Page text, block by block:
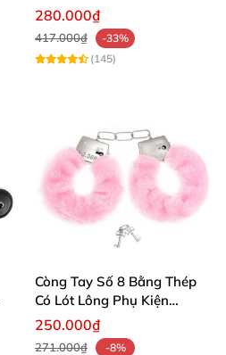
Chơi Kích Thích
280.000₫
417.000₫
-33%
(145)
Còng Tay Số 8 Bằng Thép
Có Lót Lông Phụ Kiện
BDSM Cao Cấp An Toàn Êm
250.000₫
271.000₫
-8%